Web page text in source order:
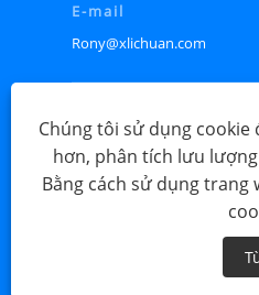
E-mail
Rony@xlichuan.com
Chúng tôi sử dụng
hơn, phân tích lưu
Bằng cách sử dụng trang